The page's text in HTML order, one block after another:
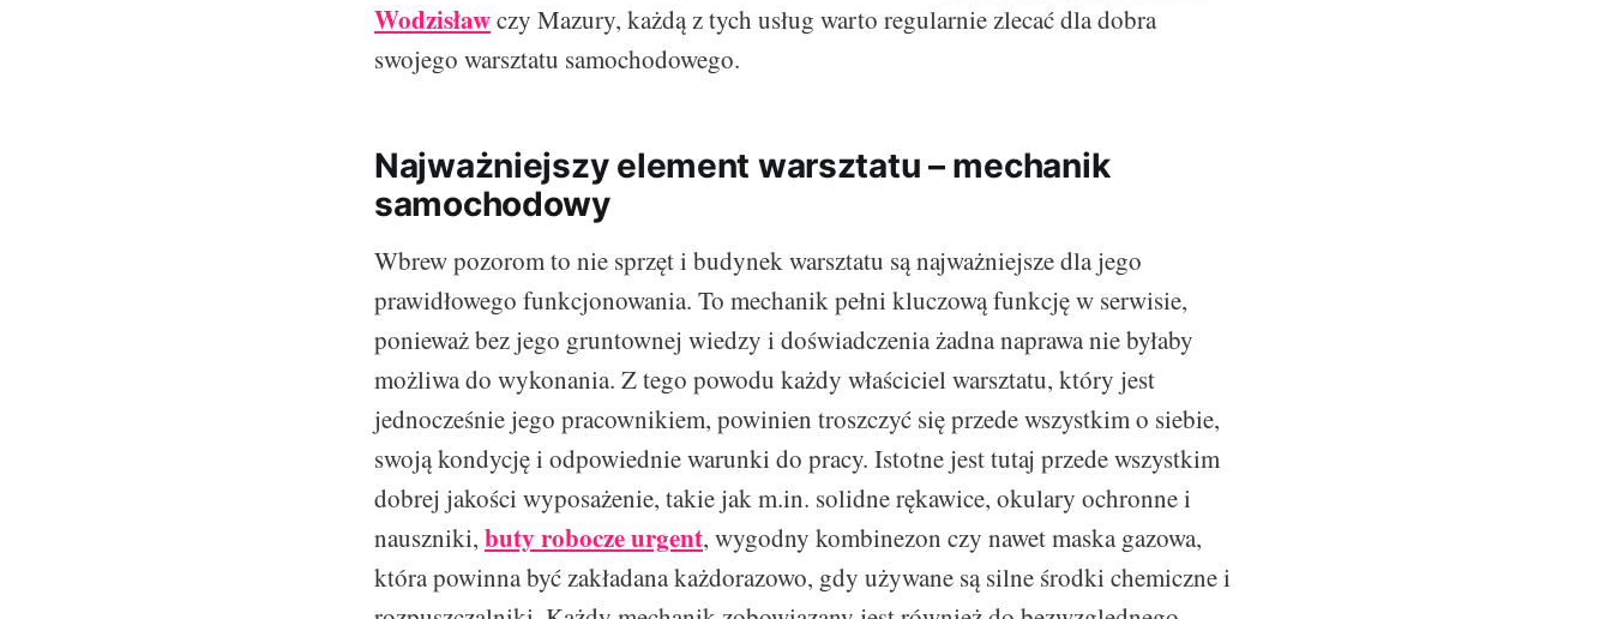
Wodzisławczy Mazury, każdą z tych usług warto regularnie zlecać dla dobra
swojego warsztatu samochodowego.
Najważniejszy element warsztatu – mechanik
samochodowy
Wbrew pozorom to nie sprzęt i budynek warsztatu są najważniejsze dla jego
prawidłowego funkcjonowania. To mechanik pełni kluczową funkcję w serwisie,
ponieważ bez jego gruntownej wiedzy i doświadczenia żadna naprawa nie byłaby
możliwa do wykonania. Z tego powodu każdy właściciel warsztatu, który jest
jednocześnie jego pracownikiem, powinien troszczyć się przede wszystkim o siebie,
swoją kondycję i odpowiednie warunki do pracy. Istotne jest tutaj przede wszystkim
dobrej jakości wyposażenie, takie jak m.in. solidne rękawice, okulary ochronne i
nauszniki, buty robocze urgent, wygodny kombinezon czy nawet maska gazowa,
która powinna być zakładana każdorazowo, gdy używane są silne środki chemiczne i